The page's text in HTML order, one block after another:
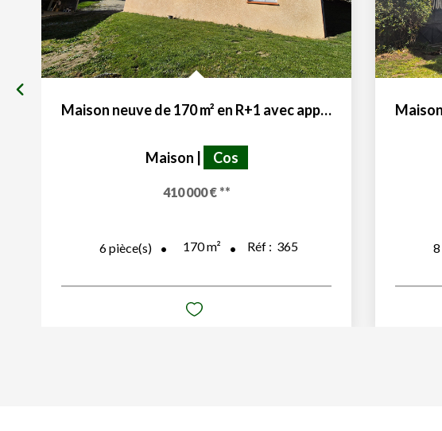
Maison neuve de 170 m² en R+1 avec appartement privatif
Maison Cos
410 000 €**
6pièce(s) 170m² Réf : 365 8